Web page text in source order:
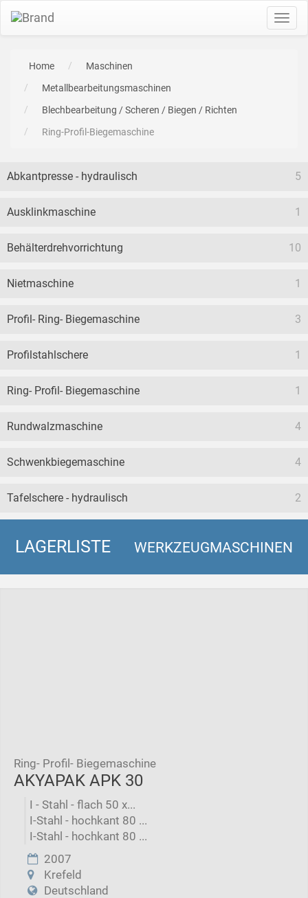
Home
Maschinen
Metallbearbeitungsmaschinen
Blechbearbeitung / Scheren / Biegen / Richten
Ring-Profil-Biegemaschine
Abkantpresse - hydraulisch 5
Ausklinkmaschine 1
Behälterdrehvorrichtung 10
Nietmaschine 1
Profil- Ring- Biegemaschine 3
Profilstahlschere 1
Ring- Profil- Biegemaschine 1
Rundwalzmaschine 4
Schwenkbiegemaschine 4
Tafelschere - hydraulisch 2
LAGERLISTE WERKZEUGMASCHINEN
Ring- Profil- Biegemaschine
AKYAPAK APK 30
I - Stahl - flach 50 x...
I-Stahl - hochkant 80 ...
I-Stahl - hochkant 80 ...
2007
Krefeld
Deutschland